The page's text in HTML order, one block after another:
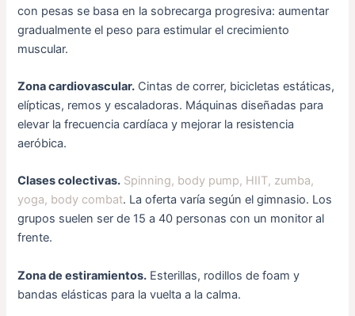
con pesas se basa en la sobrecarga progresiva: aumentar
gradualmente el peso para estimular el crecimiento
muscular.
Zona cardiovascular. Cintas de correr, bicicletas estáticas,
elípticas, remos y escaladoras. Máquinas diseñadas para
elevar la frecuencia cardíaca y mejorar la resistencia
aeróbica.
Clases colectivas. Spinning, body pump, HIIT, zumba,
yoga, body combat. La oferta varía según el gimnasio. Los
grupos suelen ser de 15 a 40 personas con un monitor al
frente.
Zona de estiramientos. Esterillas, rodillos de foam y
bandas elásticas para la vuelta a la calma.